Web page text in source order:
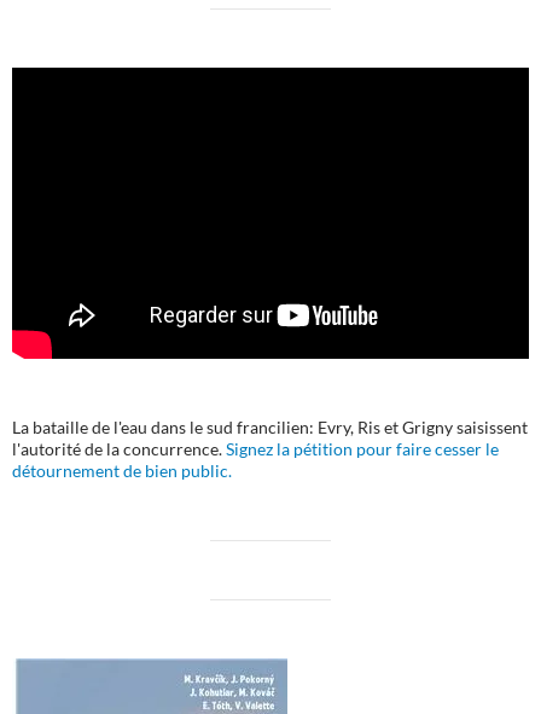
La bataille de l'eau dans le sud francilien: Evry, Ris et Grigny saisissent
l'autorité de la concurrence.Signez la pétition pour faire cesser le
détournement de bien public.